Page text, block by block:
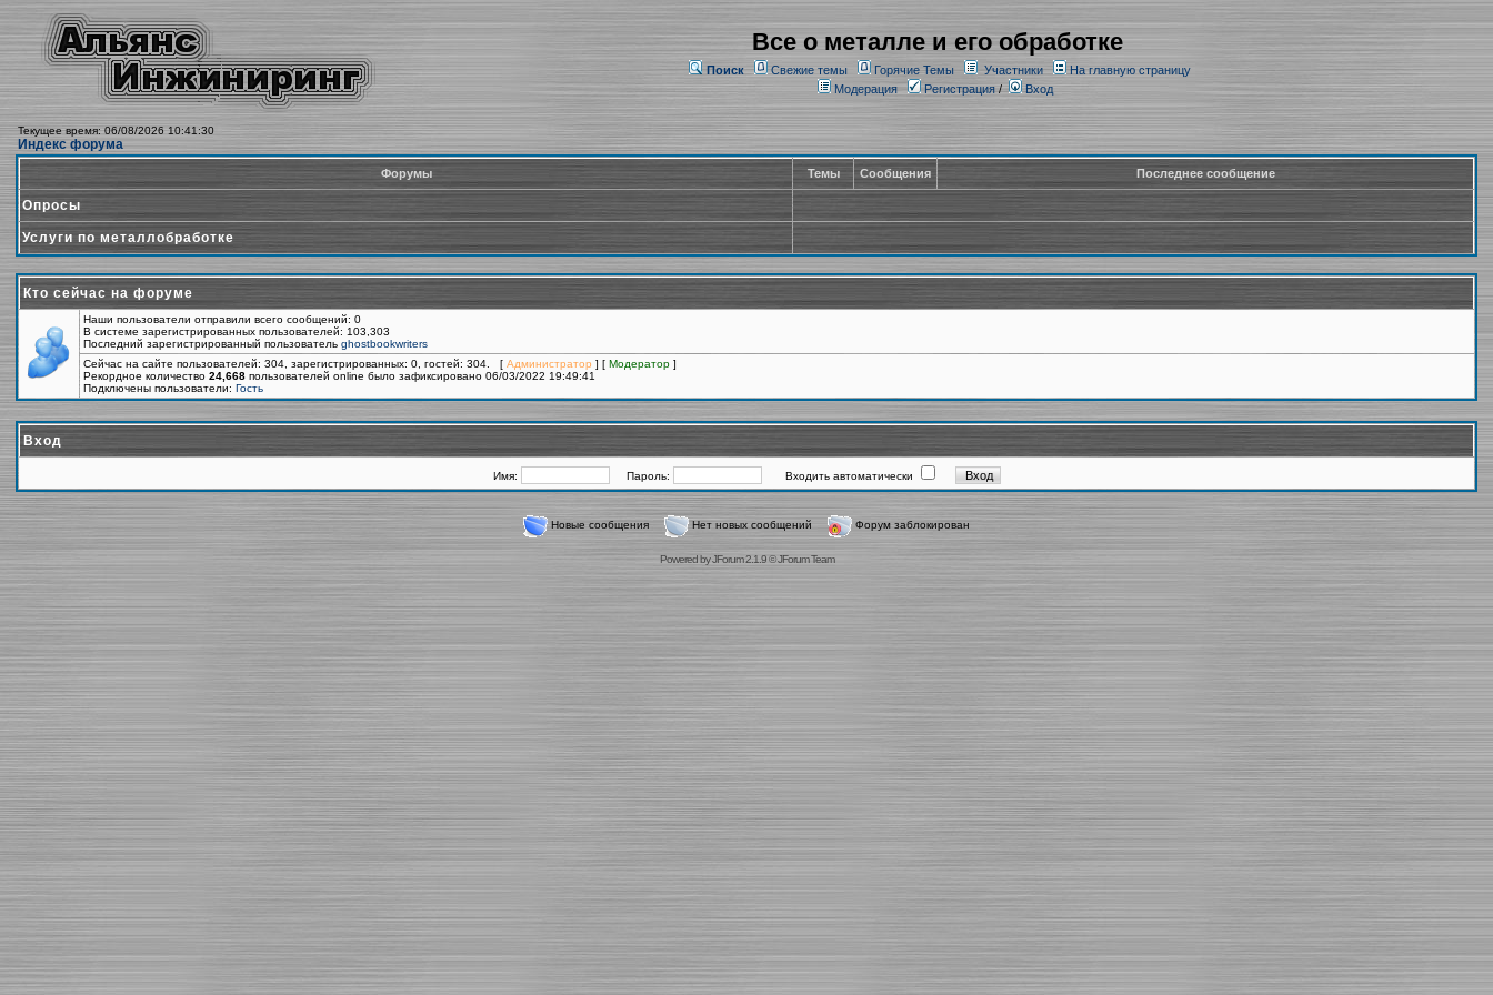
Все о металле и его обработке
Поиск Свежие темы Горячие Темы Участники
На главную страницу
Модерация
Регистрация/ Вход
Текущее время: 06/08/2026 10:41:30
Индекс форума
Форумы Темы Сообщения Последнее сообщение
Опросы
Услуги по металлобработке
Кто сейчас на форуме
Наши пользователи отправили всего сообщений: 0
В системе зарегистрированных пользователей: 103,303
Последний зарегистрированный пользователь ghostbookwriters
Сейчас на сайте пользователей: 304, зарегистрированных: 0, гостей: 304. [ Администратор ] [ Модератор ]
Рекордное количество 24,668 пользователей online было зафиксировано 06/03/2022 19:49:41
Подключены пользователи: Гость
Вход
Имя: Пароль: Входить автоматически
Новые сообщения Нет новых сообщений Форум заблокирован
Powered byJForum 2.1.9©JForum Team